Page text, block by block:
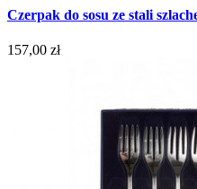
Czerpak do sosu ze stali
157,00 zł